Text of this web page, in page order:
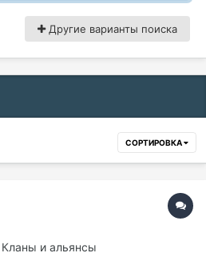
Другие варианты поиска
СОРТИРОВКА
Кланы и альянсы